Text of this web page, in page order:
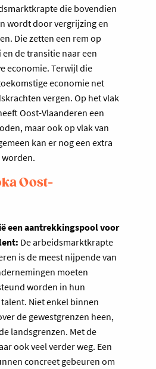
die bovendien
wordt door vergrijzing en
Die zetten een rem op
de transitie naar een
economie. Terwijl die
economie net
vergen. Op het vlak
Oost-Vlaanderen een
maar ook op vlak van
kan er nog een extra
Oost-
een aantrekkingspool voor
De arbeidsmarktkrapte
is de meest nijpende van
moeten
worden in hun
Niet enkel binnen
de gewestgrenzen heen,
landsgrenzen. Met de
ook veel verder weg. Een
concreet gebeuren om